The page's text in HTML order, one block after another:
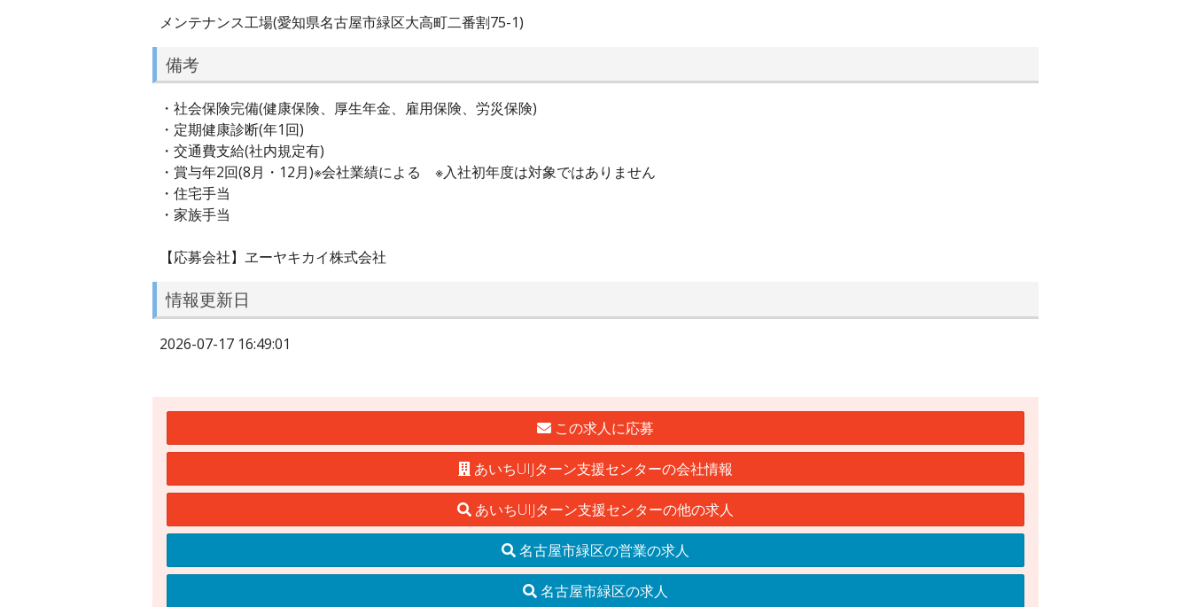
メンテナンス工場(愛知県名古屋市緑区大高町二番割75-1)
備考
・社会保険完備(健康保険、厚生年金、雇用保険、労災保険)
・定期健康診断(年1回)
・交通費支給(社内規定有)
・賞与年2回(8月・12月)※会社業績による ※入社初年度は対象ではありません
・住宅手当
・家族手当
【応募会社】ヱーヤキカイ株式会社
情報更新日
2026-07-17 16:49:01
この求人に応募
あいちUIJターン支援センターの会社情報
あいちUIJターン支援センターの他の求人
名古屋市緑区の営業の求人
名古屋市緑区の求人